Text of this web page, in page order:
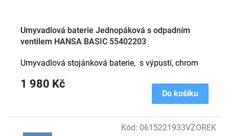
Umyvadlová baterie Jednopáková s odpadním
ventilem HANSA BASIC 55402203
1 980 Kč
Do košíku
Umyvadlová stojánková baterie, s výpustí, chrom
Kód: 0615221933VZOREK